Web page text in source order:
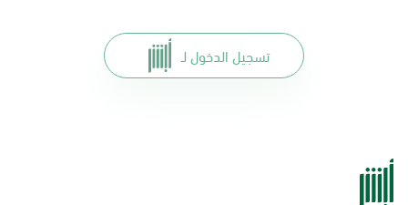
تسجيل الدخول لـ